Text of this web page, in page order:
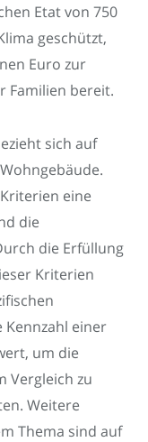
Etat von 750
geschützt,
Euro zur
Familien bereit.
sich auf
eine
die
die Erfüllung
Kriterien
Kennzahl einer
um die
Vergleich zu
Weitere
Thema sind auf